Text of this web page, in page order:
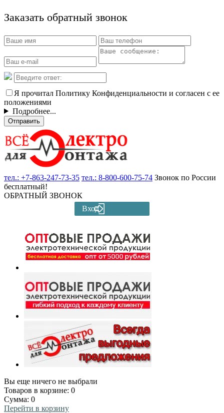
Заказать обратный звонок
Я прочитал Политику Конфиденциальности и согласен с ее
положениями
Подробнее...
Отправить
тел.: +7-863-247-73-35 тел.: 8-800-600-75-74 Звонок по России
бесплатный!
ОБРАТНЫЙ ЗВОНОК
Вход
Вы еще ничего не выбрали
Товаров в корзине: 0
Сумма: 0
Перейти в корзину